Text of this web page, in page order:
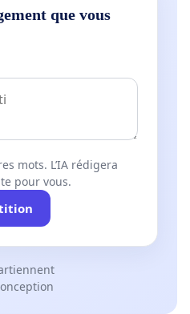
que vous
mots. L’IA rédigera
pour vous.